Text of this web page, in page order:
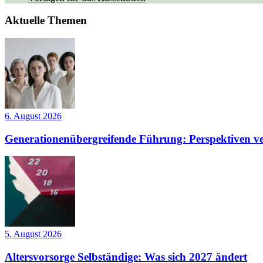
Aktuelle Themen
6. August 2026
Generationenübergreifende Führung: Perspektiven
5. August 2026
Altersvorsorge Selbständige: Was sich 2027 ändert